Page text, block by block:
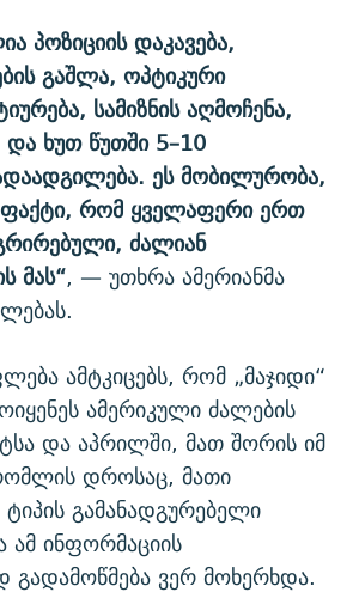
პოზიციის დაკავება,
გაშლა, ოპტიკური
სამიზნის აღმოჩენა,
და ხუთ წუთში 5–10
ეს მობილურობა,
ფაქტი, რომ ყველაფერი ერთ
ძალიან
მას“, — უთხრა ამერიანმა
ამტკიცებს, რომ „მაჯიდი“
ამერიკული ძალების
და აპრილში, მათ შორის იმ
დროსაც, მათი
ტიპის გამანადგურებელი
ამ ინფორმაციის
ვერ მოხერხდა.